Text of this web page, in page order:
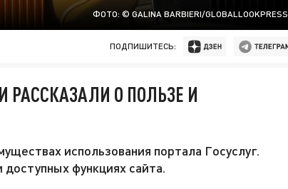
ФОТО: © GALINA BARBIERI/GLOBALLOOKPRESS
ПОДПИШИТЕСЬ:
О ПОЛЬЗЕ И
использования портала Госуслуг.
функциях сайта.